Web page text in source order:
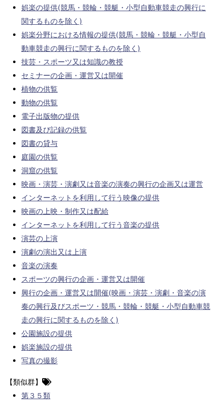
娯楽の提供(競馬・競輪・競艇・小型自動車競走の興行に
関するものを除く)
娯楽分野における情報の提供(競馬・競輪・競艇・小型自
動車競走の興行に関するものを除く)
技芸・スポーツ又は知識の教授
セミナーの企画・運営又は開催
植物の供覧
動物の供覧
電子出版物の提供
図書及び記録の供覧
図書の貸与
庭園の供覧
洞窟の供覧
映画・演芸・演劇又は音楽の演奏の興行の企画又は運営
インターネットを利用して行う映像の提供
映画の上映・制作又は配給
インターネットを利用して行う音楽の提供
演芸の上演
演劇の演出又は上演
音楽の演奏
スポーツの興行の企画・運営又は開催
興行の企画・運営又は開催(映画・演芸・演劇・音楽の演
奏の興行及びスポーツ・競馬・競輪・競艇・小型自動車競
走の興行に関するものを除く)
公園施設の提供
娯楽施設の提供
写真の撮影
【類似群】
第３５類